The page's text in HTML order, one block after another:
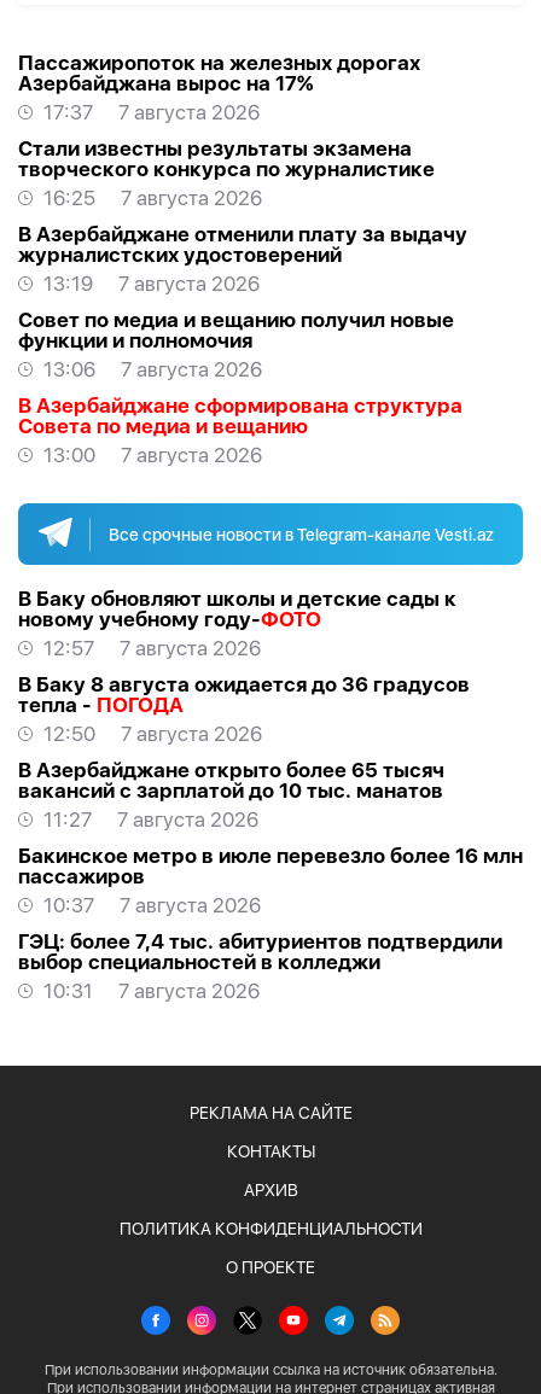
Пассажиропоток на железных дорогах
Азербайджана вырос на 17%
17:37
7 августа 2026
Стали известны результаты экзамена
творческого конкурса по журналистике
16:25
7 августа 2026
В Азербайджане отменили плату за выдачу
журналистских удостоверений
13:19
7 августа 2026
Совет по медиа и вещанию получил новые
функции и полномочия
13:06
7 августа 2026
В Азербайджане сформирована структура
Совета по медиа и вещанию
13:00
7 августа 2026
Все срочные новости в Telegram-канале Vesti.az
В Баку обновляют школы и детские сады к
новому учебному году-ФОТО
12:57
7 августа 2026
В Баку 8 августа ожидается до 36 градусов
тепла - ПОГОДА
12:50
7 августа 2026
В Азербайджане открыто более 65 тысяч
вакансий с зарплатой до 10 тыс. манатов
11:27
7 августа 2026
Бакинское метро в июле перевезло более 16 млн
пассажиров
10:37
7 августа 2026
ГЭЦ: более 7,4 тыс. абитуриентов подтвердили
выбор специальностей в колледжи
10:31
7 августа 2026
РЕКЛАМА НА САЙТЕ
КОНТАКТЫ
АРХИВ
ПОЛИТИКА КОНФИДЕНЦИАЛЬНОСТИ
О ПРОЕКТЕ
При использовании информации ссылка на источник обязательна.
При использовании информации на интернет страницах активная